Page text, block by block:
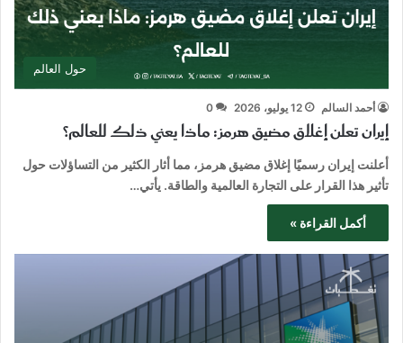
حول العالم
أحمد السالم 12 يوليو، 2026 0
إيران تعلن إغلاق مضيق هرمز: ماذا يعني ذلك للعالم؟
أعلنت إيران رسميًا إغلاق مضيق هرمز، مما أثار الكثير من التساؤلات حول
تأثير هذا القرار على التجارة العالمية والطاقة. يأتي…
أكمل القراءة »